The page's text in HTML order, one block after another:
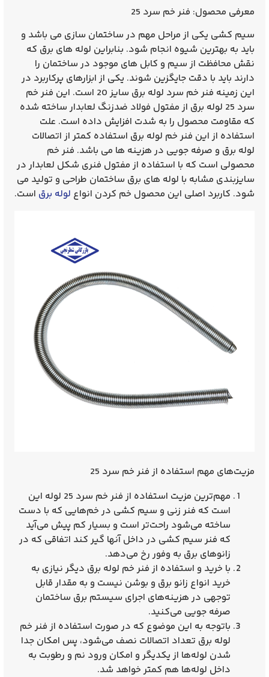
معرفی محصول: فنر خم سرد 25
سیم کشی یکی از مراحل مهم در ساختمان سازی می باشد و
باید به بهترین شیوه انجام شود. بنابراین لوله های برق که
نقش محافظت از سیم و کابل های موجود در ساختمان را
دارند باید با دقت جایگزین شوند. یکی از ابزارهای پرکاربرد در
این زمینه فنر خم سرد لوله برق سایز 20 است. این فنر خم
سرد 25 لوله برق از مفتول فولاد ضدزنگ لعابدار ساخته شده
که مقاومت محصول را به شدت افزایش داده است. علت
استفاده از این فنر خم لوله برق استفاده کمتر از اتصالات
لوله برق و صرفه جویی در هزینه ها می باشد. فنر خم
محصولی است که با استفاده از مفتول فنری شکل لعابدار در
سایزبندی مشابه با لوله های برق ساختمان طراحی و تولید می
شود. کاربرد اصلی این محصول خم کردن انواع لوله برق است.
مزیت‌های مهم استفاده از فنر خم سرد 25
مهم‌ترین مزیت استفاده از فنر خم سرد 25 لوله این
است که فنر زنی و سیم کشی در خم‌هایی که با دست
ساخته می‌شود راحت‌تر است و بسیار کم پیش می‌آید
که فنر سیم کشی در داخل آنها گیر کند اتفاقی که در
زانوهای برق به وفور رخ می‌دهد.
با خرید و استفاده از فنر خم لوله برق دیگر نیازی به
خرید انواع زانو برق و بوشن نیست و به مقدار قابل
توجهی در هزینه‌های اجرای سیستم برق ساختمان
صرفه جویی می‌کنید.
باتوجه به این موضوع که در صورت استفاده از فنر خم
لوله برق تعداد اتصالات نصف می‌شود، پس امکان جدا
شدن لوله‌ها از یکدیگر و امکان ورود نم و رطوبت به
داخل لوله‌ها هم کمتر خواهد شد.